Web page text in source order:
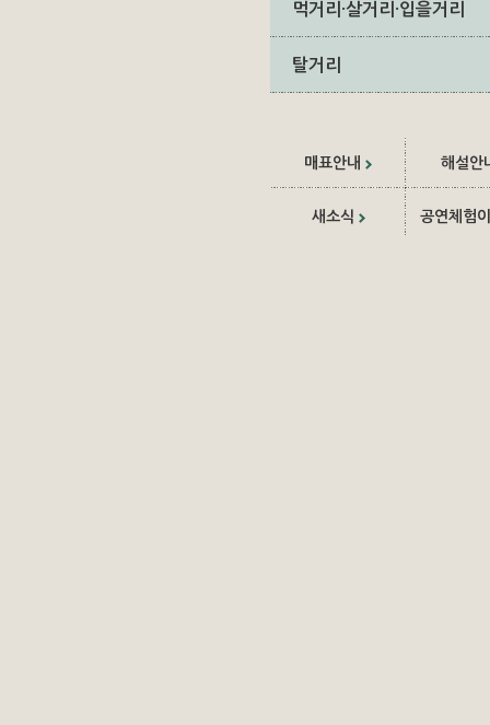
먹거리·살거리·입을거리
탈거리
매표안내 해설안
새소식 공연체험